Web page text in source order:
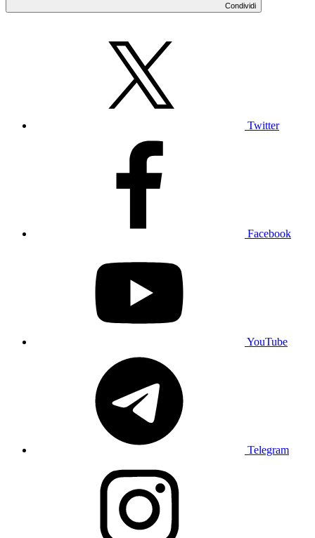
Condividi
Twitter
Facebook
YouTube
Telegram